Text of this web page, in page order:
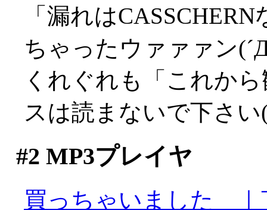
「漏れは
ちゃったウァァァン
くれぐれも「これか
スは読まないで下さ
#2 MP3プレイヤ
買っちゃいました＿｜